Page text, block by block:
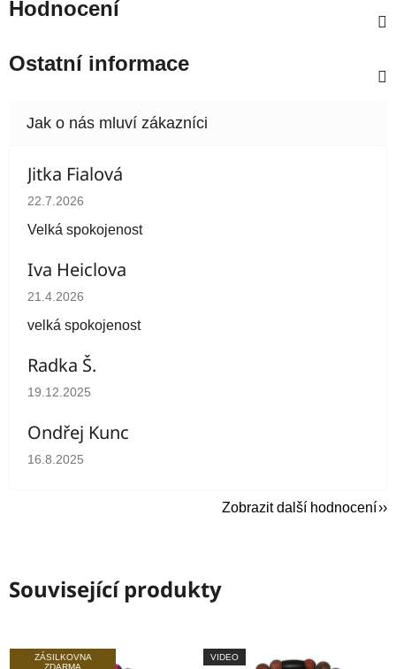
Hodnocení
Ostatní informace
Jitka Fialová
Hodnocení obchodu je 5 z 5 hvězdiček.
22.7.2026
Velká spokojenost
Iva Heiclova
Hodnocení obchodu je 5 z 5 hvězdiček.
21.4.2026
velká spokojenost
Radka Š.
Hodnocení obchodu je 5 z 5 hvězdiček.
19.12.2025
Ondřej Kunc
Hodnocení obchodu je 5 z 5 hvězdiček.
16.8.2025
Zobrazit další hodnocení
Související produkty
ZÁSILKOVNA
ZDARMA
VIDEO